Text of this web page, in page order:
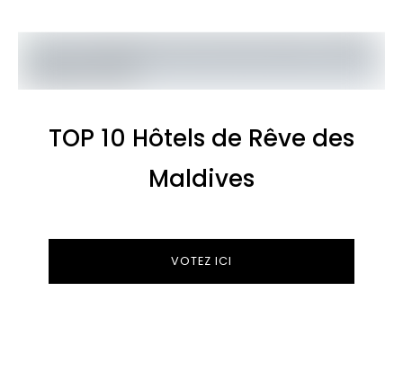
TOP 10 Hôtels de Rêve des
Maldives
VOTEZ ICI